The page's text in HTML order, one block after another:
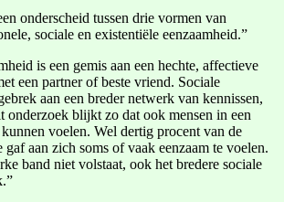
onderscheid tussen drie vormen van
sociale en existentiële eenzaamheid.”
is een gemis aan een hechte, affectieve
een partner of beste vriend. Sociale
aan een breder netwerk van kennissen,
onderzoek blijkt zo dat ook mensen in een
voelen. Wel dertig procent van de
gaf aan zich soms of vaak eenzaam te voelen.
band niet volstaat, ook het bredere sociale